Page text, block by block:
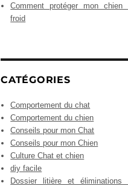
Comment protéger mon chien
froid
CATÉGORIES
Comportement du chat
Comportement du chien
Conseils pour mon Chat
Conseils pour mon Chien
Culture Chat et chien
diy facile
Dossier litière et éliminations